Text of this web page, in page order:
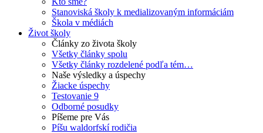
Stanoviská školy k medializovaným informáciám
Škola v médiách
Život školy
Články zo života školy
Všetky články spolu
Všetky články rozdelené podľa tém…
Naše výsledky a úspechy
Žiacke úspechy
Testovanie 9
Odborné posudky
Píšeme pre Vás
Píšu waldorfskí rodičia